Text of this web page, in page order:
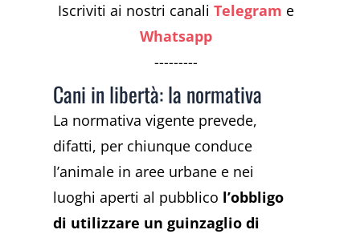
Iscriviti ai nostri canaliTelegram e
Whatsapp
---------
Cani in libertà: la normativa
La normativa vigente prevede,
difatti, per chiunque conduce
l’animale in aree urbane e nei
luoghi aperti al pubblico l’obbligo
di utilizzare un guinzaglio di